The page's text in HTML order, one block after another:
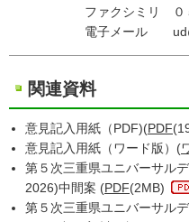
ファクシミリ ０５９
電子メール
関連資料
意見記入用紙（PDF)(PDF
意見記入用紙（ワード版）(
第５次三重県ユニバーサル
2026)中間案 (PDF(2MB)
第５次三重県ユニバーサル